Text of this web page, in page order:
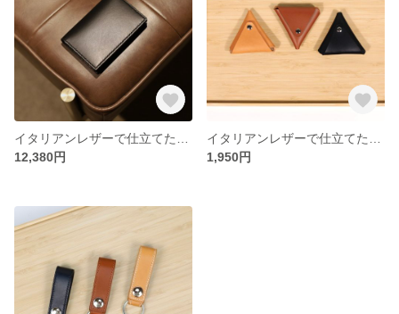
12,380円
1,950円